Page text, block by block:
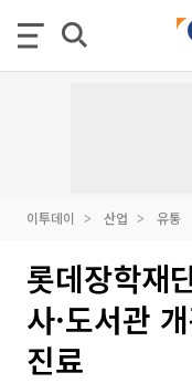
이투데이 산업 유통
롯데장학재
사·도서관
진료